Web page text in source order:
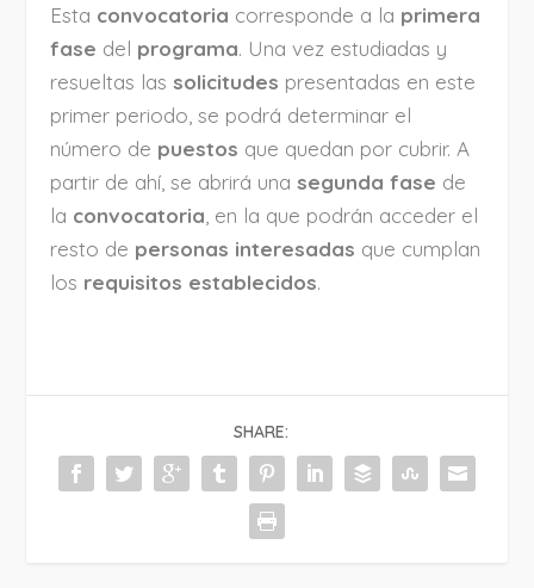
Esta convocatoria corresponde a la primera
fase del programa. Una vez estudiadas y
resueltas lassolicitudes presentadas en este
primer periodo, se podrá determinar el
número de puestos que quedan por cubrir. A
partir de ahí, se abrirá unasegunda fase de
la convocatoria , en la que podrán acceder el
resto de personas interesadas que cumplan
los requisitos establecidos.
SHARE: